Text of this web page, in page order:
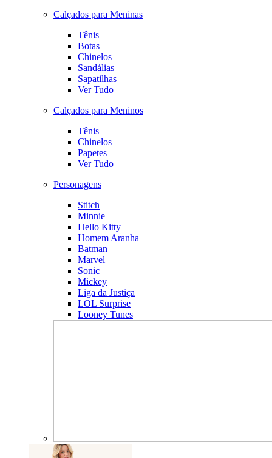
Calçados para Meninas
Tênis
Botas
Chinelos
Sandálias
Sapatilhas
Ver Tudo
Calçados para Meninos
Tênis
Chinelos
Papetes
Ver Tudo
Personagens
Stitch
Minnie
Hello Kitty
Homem Aranha
Batman
Marvel
Sonic
Mickey
Liga da Justiça
LOL Surprise
Looney Tunes